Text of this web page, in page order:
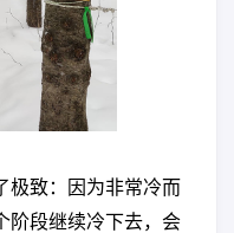
极致：因为非常冷而
阶段继续冷下去，会